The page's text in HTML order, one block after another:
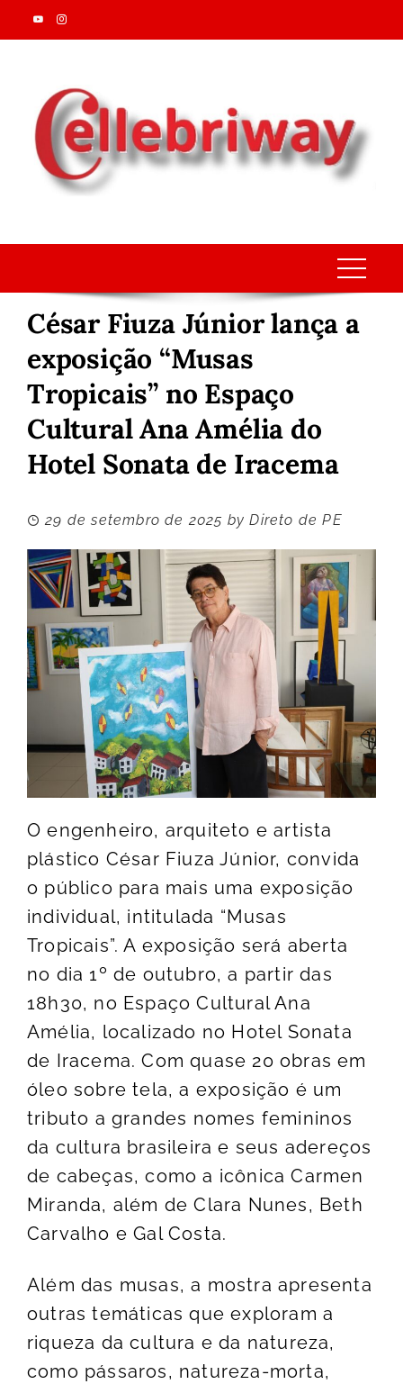
Skip
to
César Fiuza Júnior lança a
exposição “Musas
Tropicais” no Espaço
Cultural Ana Amélia do
Hotel Sonata de Iracema
29 de setembro de 2025 byDireto de PE
O engenheiro, arquiteto e artista
plástico César Fiuza Júnior, convida
o público para mais uma exposição
individual, intitulada “Musas
Tropicais”. A exposição será aberta
no dia 1º de outubro, a partir das
18h30, no Espaço Cultural Ana
Amélia, localizado no Hotel Sonata
de Iracema. Com quase 20 obras em
óleo sobre tela, a exposição é um
tributo a grandes nomes femininos
da cultura brasileira e seus adereços
de cabeças, como a icônica Carmen
Miranda, além de Clara Nunes, Beth
Carvalho e Gal Costa.
Além das musas, a mostra apresenta
outras temáticas que exploram a
riqueza da cultura e da natureza,
como pássaros, natureza-morta,